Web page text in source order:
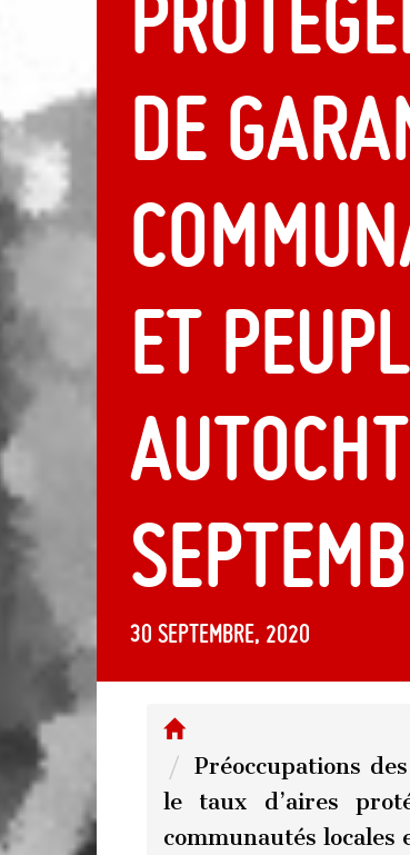
de
et
30 septembre, 2020
Préoccupations
le taux d’aires
communautés